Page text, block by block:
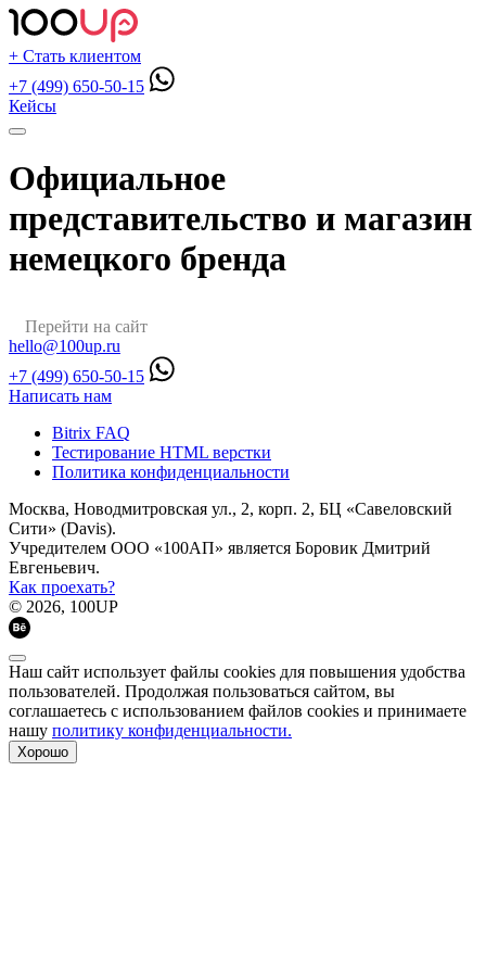
+ Стать клиентом
+7 (499) 650-50-15
Кейсы
Официальное
представительство и магазин
немецкого бренда
Перейти на сайт
hello@100up.ru
+7 (499) 650-50-15
Написать нам
Bitrix FAQ
Тестирование HTML верстки
Политика конфиденциальности
Москва, Новодмитровская ул., 2, корп. 2, БЦ «Савеловский
Сити» (Davis).
Учредителем ООО «100АП» является Боровик Дмитрий
Евгеньевич.
Как проехать?
© 2026, 100UP
Наш сайт использует файлы cookies для повышения удобства
пользователей. Продолжая пользоваться сайтом, вы
соглашаетесь с использованием файлов cookies и принимаете
нашу политику конфиденциальности.
Хорошо